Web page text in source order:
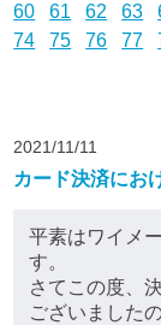
60
61 62 63
74
75 76 77
2021/11/11
カード決済にお
平素はワイメ
す。
さてこの度、
ございました